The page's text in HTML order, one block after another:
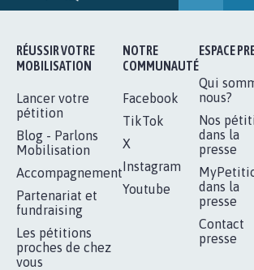
RÉUSSIR VOTRE
MOBILISATION
Lancer votre
pétition
Blog - Parlons
Mobilisation
Accompagnement
Partenariat et
fundraising
Les pétitions
proches de chez
vous
NOTRE
COMMUNAUTÉ
Facebook
TikTok
X
Instagram
Youtube
ESPACE
Qui
nous?
Nos
dans la
presse
dans la
presse
Contact
presse